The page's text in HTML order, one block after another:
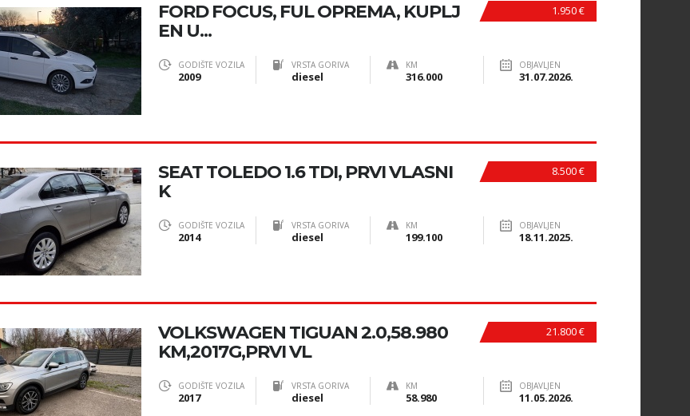
1.950 €
FORD FOCUS, FUL OPREMA, KUPLJ
EN U...
GODIŠTE VOZILA
2009
VRSTA GORIVA
diesel
KM
316.000
OBJAVLJEN
31.07.2026.
8.500 €
SEAT TOLEDO 1.6 TDI, PRVI VLASNI
K
GODIŠTE VOZILA
2014
VRSTA GORIVA
diesel
KM
199.100
OBJAVLJEN
18.11.2025.
21.800 €
VOLKSWAGEN TIGUAN 2.0,58.980
KM,2017G,PRVI VL
GODIŠTE VOZILA
2017
VRSTA GORIVA
diesel
KM
58.980
OBJAVLJEN
11.05.2026.